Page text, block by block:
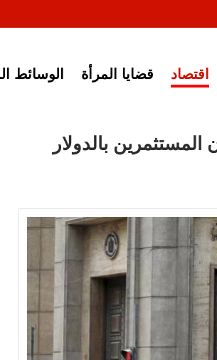
مصرية
اقتصاد قضايا المرأة
الوسائط
بالدولار